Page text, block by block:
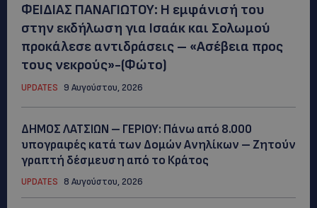
ΦΕΙΔΙΑΣ ΠΑΝΑΓΙΩΤΟΥ: Η εμφάνισή του
στην εκδήλωση για Ισαάκ και Σολωμού
προκάλεσε αντιδράσεις – «Ασέβεια προς
τους νεκρούς»-(Φώτο)
UPDATES 9 Αυγούστου, 2026
ΔΗΜΟΣ ΛΑΤΣΙΩΝ – ΓΕΡΙΟΥ: Πάνω από 8.000
υπογραφές κατά των Δομών Ανηλίκων – Ζητούν
γραπτή δέσμευση από το Κράτος
UPDATES 8 Αυγούστου, 2026